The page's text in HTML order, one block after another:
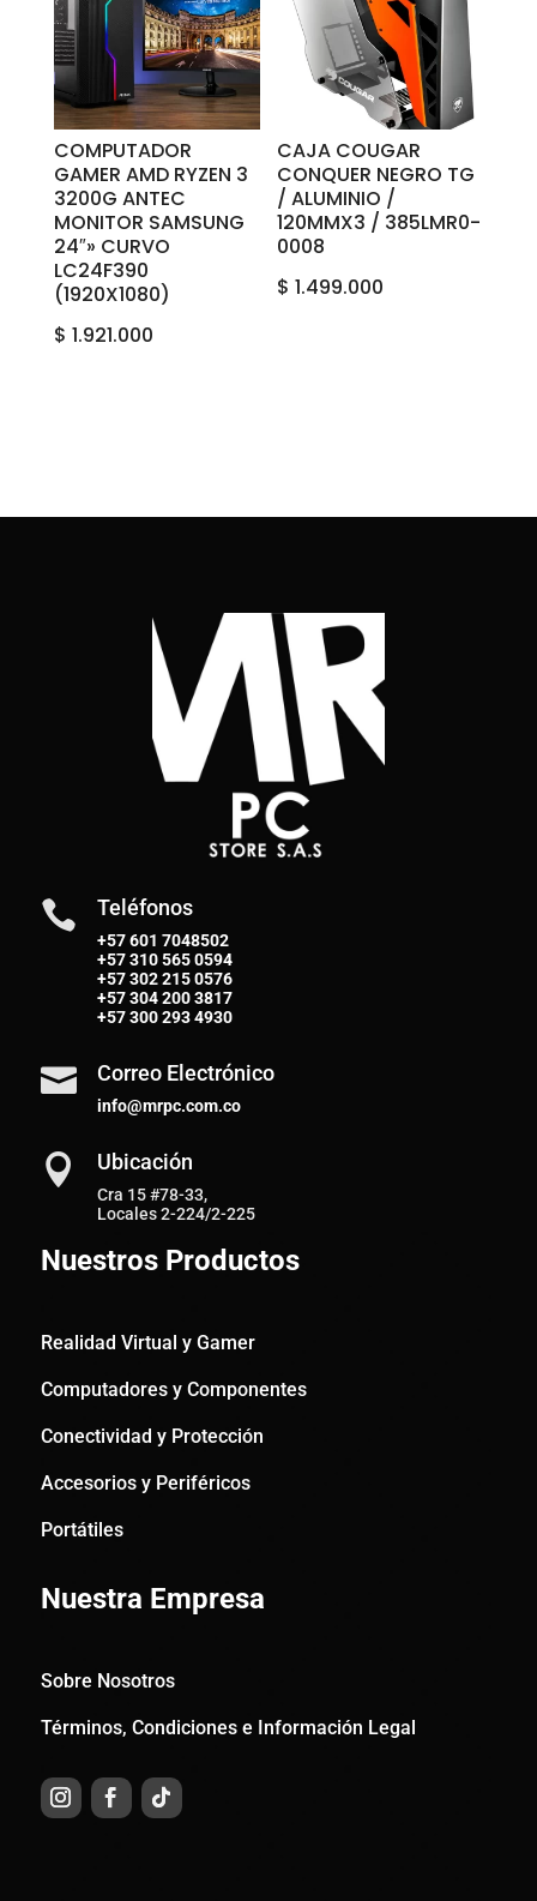
COMPUTADOR
GAMER AMD RYZEN 3
3200G ANTEC
MONITOR SAMSUNG
24″» CURVO
LC24F390
(1920X1080)
$ 1.921.000
CAJA COUGAR
CONQUER NEGRO‎ ‎TG‎
/ ‎ALUMINIO ‎‎/
‎120MM‎X‎3 ‎/ ‎385LMR0-
0008
$ 1.499.000
 Teléfonos
+57 601 7048502
+57310 565 0594
+57302 215 0576
+57304 200 3817
+57300 293 4930
 Correo Electrónico
info@mrpc.com.co
 Ubicación
Cra 15 #78-33,
Locales 2-224/2-225
Nuestros Productos
Realidad Virtual y Gamer
Computadores y Componentes
Conectividad y Protección
Accesorios y Periféricos
Portátiles
Nuestra Empresa
Sobre Nosotros
Términos, Condiciones e Información Legal